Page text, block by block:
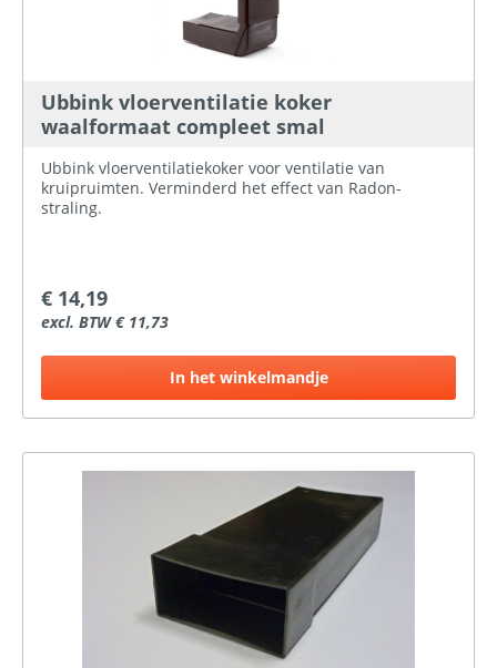
Ubbink vloerventilatie koker
waalformaat compleet smal
Ubbink vloerventilatiekoker voor ventilatie van
kruipruimten. Verminderd het effect van Radon-
straling.
€ 14,19
excl. BTW € 11,73
In het winkelmandje